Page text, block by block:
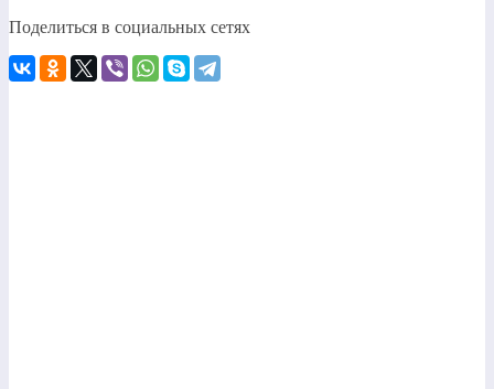
Поделиться в социальных сетях